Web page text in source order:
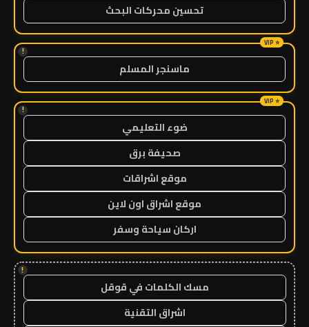
تحسين محركات البحث
!
ماسنجر المسلم
!
ضوء التعليمي
صحيفة برق
موقع اشراقات
موقع اشراق اون لاين
اركان سياحة وسفر
!
مسك الكلمات في قوقل
اشراق التقنية